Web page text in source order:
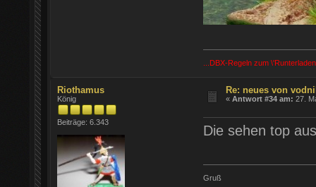
...DBX-Regeln zum
Riothamus
König
Beiträge: 6.343
Re: neues von
«Antwort #34 am: 27.
Die sehen top
Gruß